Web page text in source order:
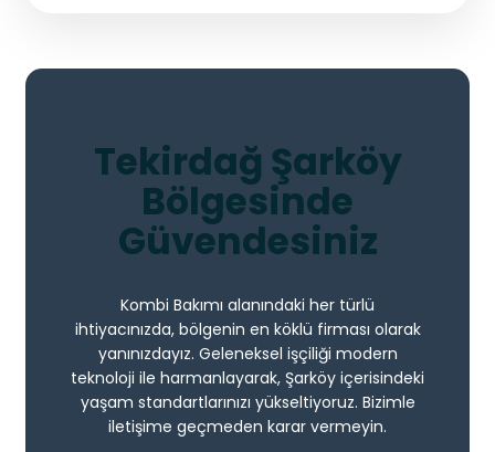
Tekirdağ Şarköy
Bölgesinde
Güvendesiniz
Kombi Bakımı alanındaki her türlü
ihtiyacınızda, bölgenin en köklü firması olarak
yanınızdayız. Geleneksel işçiliği modern
teknoloji ile harmanlayarak, Şarköy içerisindeki
yaşam standartlarınızı yükseltiyoruz. Bizimle
iletişime geçmeden karar vermeyin.